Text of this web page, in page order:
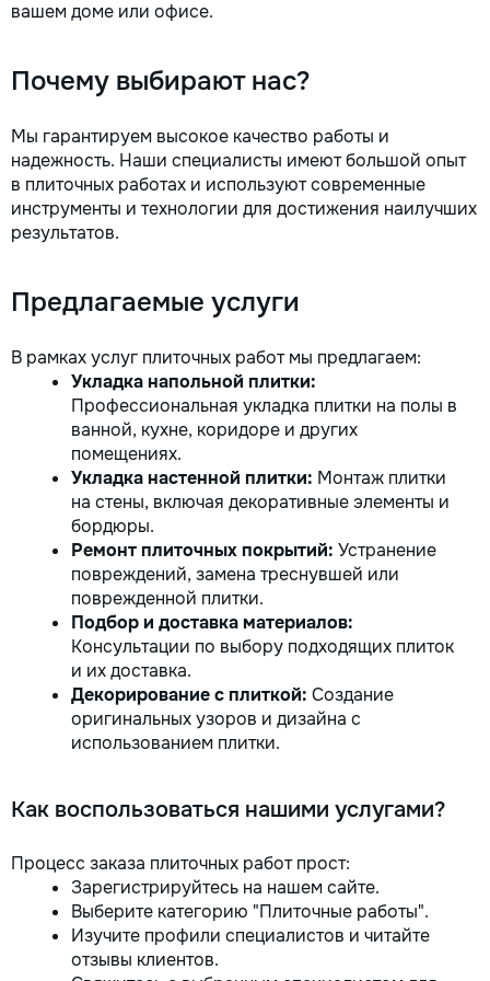
la fiecare detaliu. Contactați-ne
+373 603 31 178 Viber | WhatsApp
consultații și programări. Deviz
gratuit Consultanță profesională
Soluții pentru orice buget
Reparații executate la timp și cu
responsabilitate. Transformăm
ideile în locuințe confortabile,
dumneavoastră!
вашем доме или офисе.
Почему выбирают нас?
Мы гарантируем высокое качество работы и
надежность. Наши специалисты имеют большой опыт
в плиточных работах и используют современные
инструменты и технологии для достижения наилучших
результатов.
Предлагаемые услуги
В рамках услуг плиточных работ мы предлагаем:
Укладка напольной плитки:
Профессиональная укладка плитки на полы в
ванной, кухне, коридоре и других
помещениях.
Укладка настенной плитки: Монтаж плитки
на стены, включая декоративные элементы и
бордюры.
Ремонт плиточных покрытий: Устранение
повреждений, замена треснувшей или
поврежденной плитки.
Подбор и доставка материалов:
Консультации по выбору подходящих плиток
и их доставка.
Декорирование с плиткой: Создание
оригинальных узоров и дизайна с
использованием плитки.
Как воспользоваться нашими услугами?
Процесс заказа плиточных работ прост:
Зарегистрируйтесь на нашем сайте.
Выберите категорию "Плиточные работы".
Изучите профили специалистов и читайте
отзывы клиентов.